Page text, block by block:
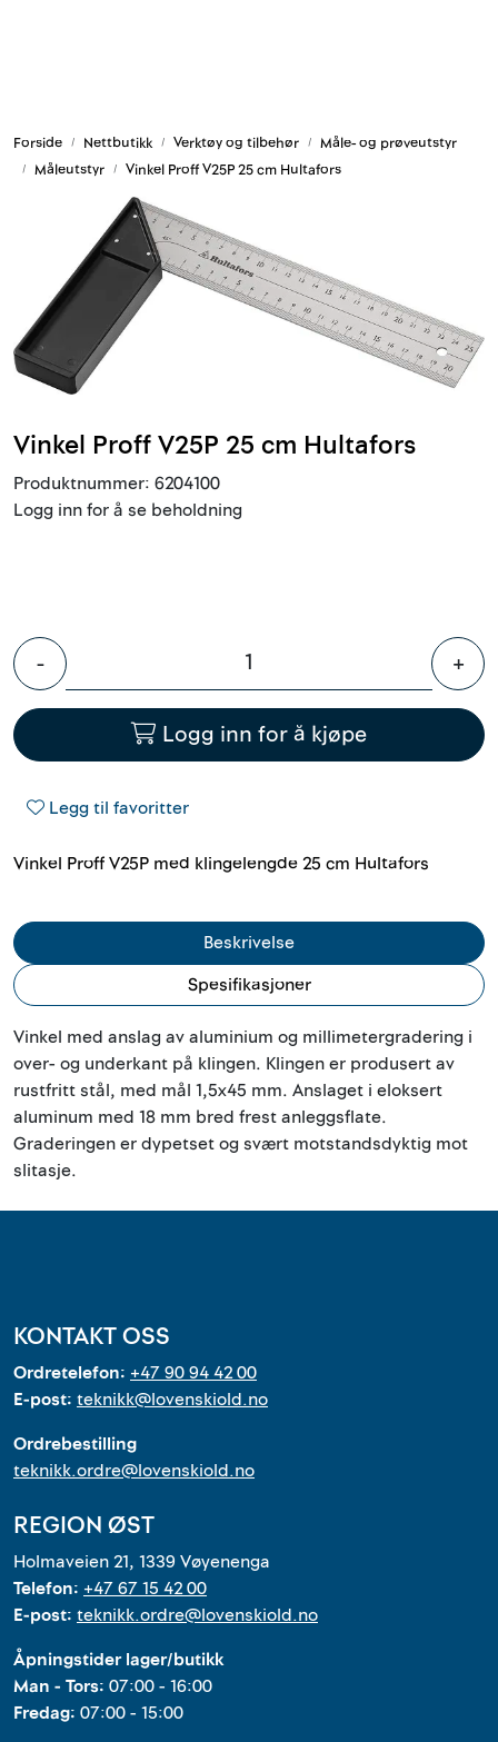
Forside Nettbutikk Verktøy og tilbehør
Måle- og prøveutstyr
Måleutstyr
Vinkel Proff V25P 25 cm Hultafors
Vinkel Proff V25P 25 cm Hultafors
Produktnummer: 6204100
Logg inn for å se beholdning
- +
Logg inn for å kjøpe
Legg til favoritter
Vinkel Proff V25P med klingelengde 25 cm Hultafors
Beskrivelse
Spesifikasjoner
Vinkel med anslag av aluminium og millimetergradering i
over- og underkant på klingen. Klingen er produsert av
rustfritt stål, med mål 1,5x45 mm. Anslaget i eloksert
aluminum med 18 mm bred frest anleggsflate.
Graderingen er dypetset og svært motstandsdyktig mot
slitasje.
KONTAKT OSS
Ordretelefon: +47 90 94 42 00
E-post: teknikk@lovenskiold.no
Ordrebestilling
teknikk.ordre@lovenskiold.no
REGION ØST
Holmaveien 21, 1339 Vøyenenga
Telefon: +47 67 15 42 00
E-post: teknikk.ordre@lovenskiold.no
Åpningstider lager/butikk
Man - Tors: 07:00 - 16:00
Fredag: 07:00 - 15:00
Belysning og sesong
Festemateriell
Forskaling
Grunn og isolasjon
HMS
Innstøpningsgods
Trelast og finer
Vanntetting
Verktøy og tilbehør
Outlet
Kontakt